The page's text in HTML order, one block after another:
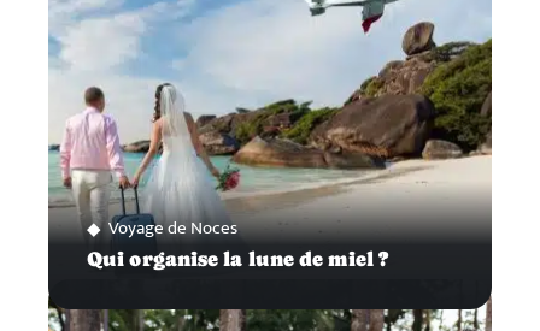
Voyage de Noces
Qui organise la lune de miel ?